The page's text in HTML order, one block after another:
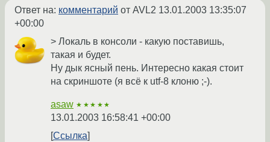
Ответ на: комментарий от AVL2 13.01.2003 13:35:07
+00:00
> Локаль в консоли - какую поставишь,
такая и будет.
Ну дык ясный пень. Интересно какая стоит
на скриншоте (я всё к utf-8 клоню ;-).
asaw ★★★★★
13.01.2003 16:58:41 +00:00
Ссылка